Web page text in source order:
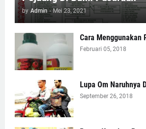
by Admin - Mei 23, 2021
Cara Menggunakan
Februari 05, 2018
Lupa Om Naruhnya
September 26, 2018